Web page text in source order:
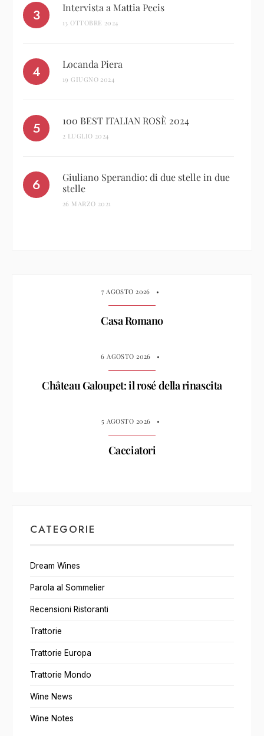
Intervista a Mattia Pecis
13 OTTOBRE 2024
Locanda Piera
19 GIUGNO 2024
100 BEST ITALIAN ROSÈ 2024
2 LUGLIO 2024
Giuliano Sperandio: di due stelle in due
stelle
26 MARZO 2021
7 AGOSTO 2026 •
Casa Romano
6 AGOSTO 2026 •
Château Galoupet: il rosé della rinascita
5 AGOSTO 2026 •
Cacciatori
CATEGORIE
Dream Wines
Parola al Sommelier
Recensioni Ristoranti
Trattorie
Trattorie Europa
Trattorie Mondo
Wine News
Wine Notes